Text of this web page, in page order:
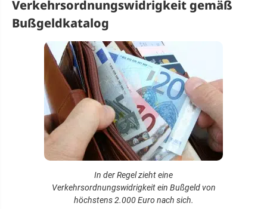
Verkehrsordnungswidrigkeit gemäß
Bußgeldkatalog
In der Regel zieht eine
Verkehrsordnungswidrigkeit ein Bußgeld von
höchstens 2.000 Euro nach sich.